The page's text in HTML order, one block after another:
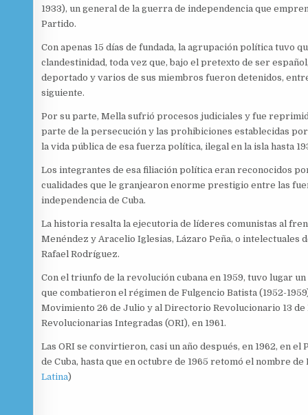
1933), un general de la guerra de independencia que
Partido.
Con apenas 15 días de fundada, la agrupación política tuvo
clandestinidad, toda vez que, bajo el pretexto de ser
deportado y varios de sus miembros fueron detenidos,
siguiente.
Por su parte, Mella sufrió procesos judiciales y fue
parte de la persecución y las prohibiciones establecidas
la vida pública de esa fuerza política, ilegal en la isla hasta
Los integrantes de esa filiación política eran reconocidos
cualidades que le granjearon enorme prestigio entre las
independencia de Cuba.
La historia resalta la ejecutoria de líderes comunistas al
Menéndez y Aracelio Iglesias, Lázaro Peña, o intelectuales
Rafael Rodríguez.
Con el triunfo de la revolución cubana en 1959, tuvo lugar
que combatieron el régimen de Fulgencio Batista (1952-
Movimiento 26 de Julio y al Directorio Revolucionario 13
Revolucionarias Integradas (ORI), en 1961.
Las ORI se convirtieron, casi un año después, en 1962, en
de Cuba, hasta que en octubre de 1965 retomó el nombre de
Latina)